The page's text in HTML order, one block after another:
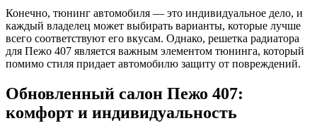
Конечно, тюнинг автомобиля — это индивидуальное дело, и
каждый владелец может выбирать варианты, которые лучше
всего соответствуют его вкусам. Однако, решетка радиатора
для Пежо 407 является важным элементом тюнинга, который
помимо стиля придает автомобилю защиту от повреждений.
Обновленный салон Пежо 407:
комфорт и индивидуальность